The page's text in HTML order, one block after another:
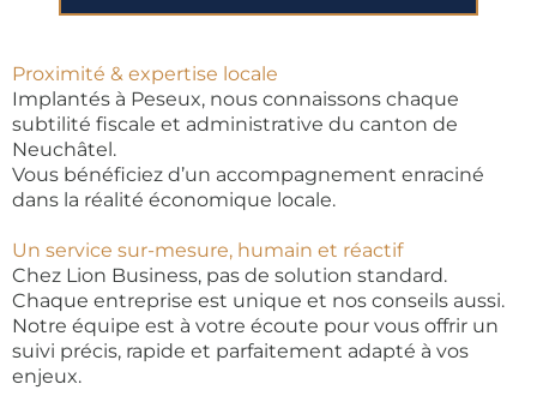
Proximité & expertise locale
Implantés à Peseux, nous connaissons chaque
subtilité fiscale et administrative du canton de
Neuchâtel.
Vous bénéficiez d’un accompagnement enraciné
dans la réalité économique locale.
Un service sur-mesure, humain et réactif
Chez Lion Business, pas de solution standard.
Chaque entreprise est unique et nos conseils aussi.
Notre équipe est à votre écoute pour vous offrir un
suivi précis, rapide et parfaitement adapté à vos
enjeux.